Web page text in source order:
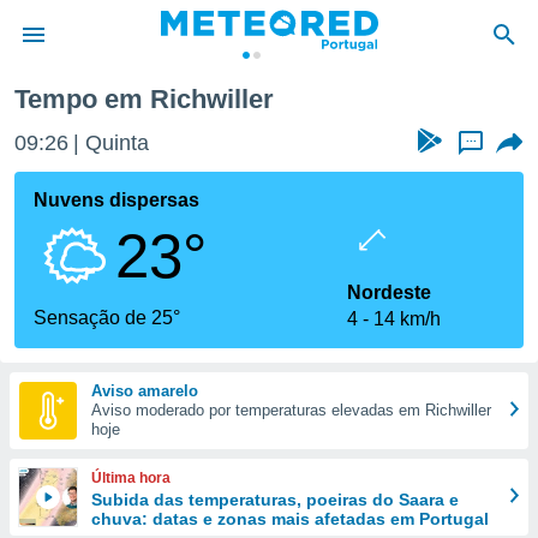
da
foi
fornecidas
a este
das
e
forma
digital
Tempo em Richwiller
09:26 Quinta ...
Nuvens dispersas
23°
Sensação de 25°
Nordeste
4
14 km/h
Aviso amarelo
Aviso moderado por temperaturas elevadas em Richwiller
hoje
Última hora
Subida das temperaturas, poeiras do Saara e
chuva: datas e zonas mais afetadas em Portugal